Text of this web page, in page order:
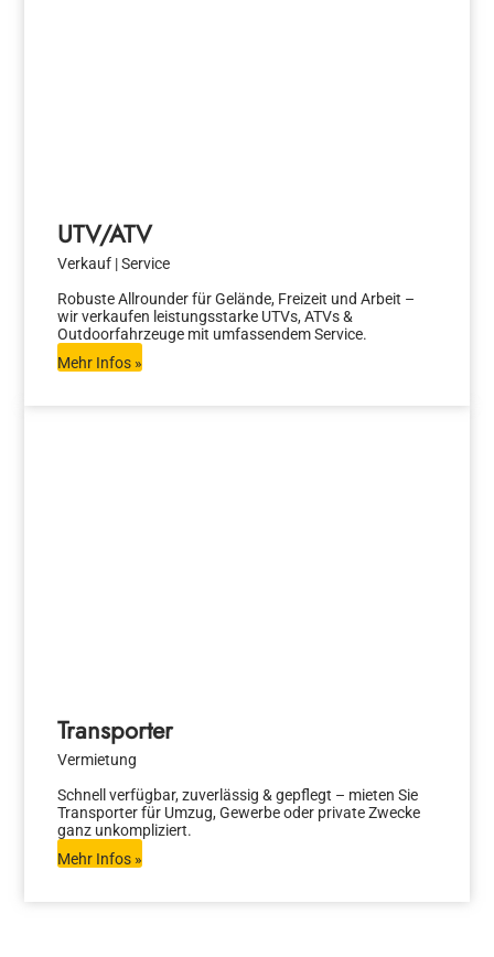
UTV/ATV
Verkauf | Service
Robuste Allrounder für Gelände, Freizeit und Arbeit –
wir verkaufen leistungsstarke UTVs, ATVs &
Outdoorfahrzeuge mit umfassendem Service.
Mehr Infos »
Transporter
Vermietung
Schnell verfügbar, zuverlässig & gepflegt – mieten Sie
Transporter für Umzug, Gewerbe oder private Zwecke
ganz unkompliziert.
Mehr Infos »